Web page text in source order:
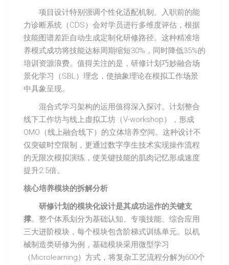
项目设计特别强调个性化适配机制。入职前的能
力诊断系统（CDS）会对学员进行多维度评估，根据
技能图谱差距自动生成定制化研修路径。这种精准培
养模式成功将技能达标周期缩短30%，同时降低35%的
培训资源浪费。值得关注的是，研修计划巧妙融合场
景化学习（SBL）理念，使抽象理论在模拟工作场景
中具象呈现。
混合式学习架构的运用值得深入探讨。计划整合
线下工作坊与线上虚拟工坊（V-workshop），形成
OMO（线上融合线下）的立体培养空间。这种设计不
仅突破时空限制，更通过数字孪生技术实现操作流程
的无限次模拟演练，使关键技能的肌肉记忆形成速度
提升2.5倍。
核心培养模块的拆解分析
研修计划的模块化设计是其成功运作的关键支
撑。整个体系划分为基础认知、专项技能、综合应用
三大进阶模块，每个模块包含阶梯式训练单元。以机
械制造类研修为例，基础模块采用微型学习
（Microlearning）方式，将复杂工艺流程分解为600个